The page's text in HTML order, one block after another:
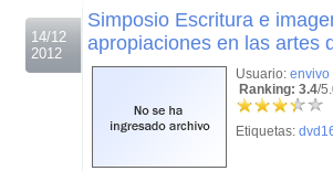
14/12
2012
Simposio Escritura e
apropiaciones en las artes
Usuario: envivo
Ranking: 3.4/
Etiquetas: